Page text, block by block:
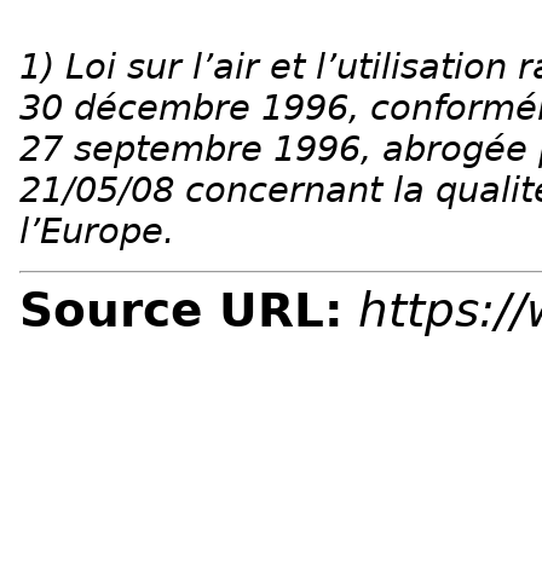
1) Loi sur l’air et l’utilisation
30 décembre 1996,
27 septembre 1996,
21/05/08 concernant la
l’Europe.
Source URL: https://